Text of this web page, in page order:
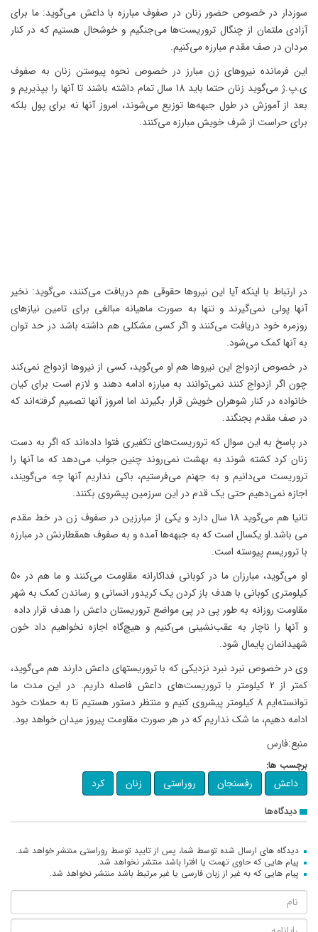
سوزدار در خصوص حضور زنان در صفوف مبارزه با داعش می‌گوید: ما برای
آزادی ملتمان از چنگال تروریست‌ها می‌جنگیم و خوشحال هستیم که در کنار
مردان در صف مقدم مبارزه می‌کنیم.
این فرمانده نیروهای زن مبارز در خصوص نحوه پیوستن زنان به صفوف
ی.پ.ژ می‌گوید زنان حتما باید 18 سال تمام داشته باشند تا آنها را بپذیریم و
بعد از آموزش در طول جبهه‌ها توزیع می‌شوند، امروز آنها نه برای پول بلکه
برای حراست از شرف خویش مبارزه می‌کنند.
در ارتباط با اینکه آیا این نیروها حقوقی هم دریافت می‌کنند، می‌گوید: نخیر
آنها پولی نمی‌گیرند و تنها به صورت ماهیانه مبالغی برای تامین نیازهای
روزمره خود دریافت می‌کنند و اگر کسی مشکلی هم داشته باشد در حد توان
به آنها کمک می‌شود.
در خصوص ازدواج این نیروها هم او می‌گوید، کسی از نیروها ازدواج نمی‌کند
چون اگر ازدواج کنند نمی‌توانند به مبارزه ادامه دهند و لازم است برای کیان
خانواده در کنار شوهران خویش قرار بگیرند اما امروز آنها تصمیم گرفته‌اند که
در صف مقدم بجنگند.
در پاسخ به این سوال که تروریست‌های تکفیری فتوا داده‌اند که اگر به دست
زنان کرد کشته شوند به بهشت نمی‌روند چنین جواب می‌دهد که ما آنها را
تروریست می‌دانیم و به جهنم می‌فرستیم، باکی نداریم آنها چه می‌گویند،
اجازه نمی‌دهیم حتی یک قدم در این سرزمین پیشروی بکنند.
تانیا هم می‌گوید 18 سال دارد و یکی از مبارزین در صفوف زن در خط مقدم
می باشد.او یکسال است که به جبهه‌ها آمده و به صفوف همقطارنش در مبارزه
با تروریسم پیوسته است.
او می‌گوید، مبارزان ما در کوبانی فداکارانه مقاومت می‌کنند و ما هم در 50
کیلومتری کوبانی با هدف باز کردن یک کریدور انسانی و رساندن کمک به شهر
مقاومت روزانه به طور پی در پی مواضع تروریستان داعش را هدف قرار داده
و آنها را ناچار به عقب‌نشینی می‌کنیم و هیچ‌گاه اجازه نخواهیم داد خون
شهیدانمان پایمال شود.
وی در خصوص نبرد نبرد نزدیکی که با تروریستهای داعش دارند هم می‌گوید،
کمتر از 2 کیلومتر با تروریست‌های داعش فاصله داریم. در این مدت ما
توانسته‌ایم 8 کیلومتر پیشروی کنیم و منتظر دستور هستیم تا به حملات خود
ادامه دهیم، ما شک نداریم که در هر صورت مقاومت پیروز میدان خواهد بود.
منبع:فارس
برچسب ها:
داعش رفسنجان روراستی زنان کرد
دیدگاه‌ها
دیدگاه های ارسال شده توسط شما، پس از تایید توسط روراستی منتشر خواهد شد.
پیام هایی که حاوی تهمت یا افترا باشد منتشر نخواهد شد.
پیام هایی که به غیر از زبان فارسی یا غیر مرتبط باشد منتشر نخواهد شد.